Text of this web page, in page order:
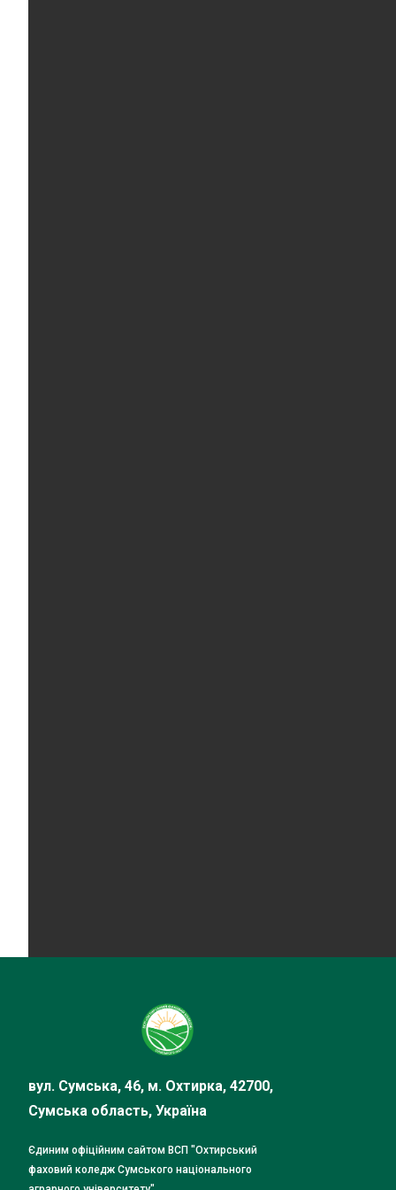
вул. Сумська, 46, м. Охтирка, 42700,
Сумська область, Україна
Єдиним офіційним сайтом ВСП "Охтирський
фаховий коледж Сумського національного